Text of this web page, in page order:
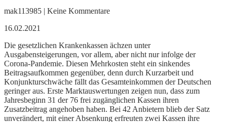
mak113985 | Keine Kommentare
16.02.2021
Die gesetzlichen Krankenkassen ächzen unter
Ausgabensteigerungen, vor allem, aber nicht nur infolge der
Corona-Pandemie. Diesen Mehrkosten steht ein sinkendes
Beitragsaufkommen gegenüber, denn durch Kurzarbeit und
Konjunkturschwäche fällt das Gesamteinkommen der Deutschen
geringer aus. Erste Marktauswertungen zeigen nun, dass zum
Jahresbeginn 31 der 76 frei zugänglichen Kassen ihren
Zusatzbeitrag angehoben haben. Bei 42 Anbietern blieb der Satz
unverändert, mit einer Absenkung erfreuten zwei Kassen ihre